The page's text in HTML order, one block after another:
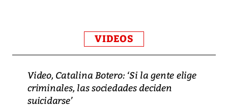
VIDEOS
Video, Catalina Botero: ‘Si la gente elige
criminales, las sociedades deciden
suicidarse’